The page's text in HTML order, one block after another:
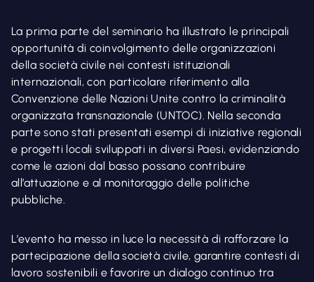
La prima parte del seminario ha illustrato le principali
opportunità di coinvolgimento delle organizzazioni
della società civile nei contesti istituzionali
internazionali, con particolare riferimento alla
Convenzione delle Nazioni Unite contro la criminalità
organizzata transnazionale (UNTOC). Nella seconda
parte sono stati presentati esempi di iniziative regionali
e progetti locali sviluppati in diversi Paesi, evidenziando
come le azioni dal basso possano contribuire
all’attuazione e al monitoraggio delle politiche
pubbliche.
L’evento ha messo in luce la necessità di rafforzare la
partecipazione della società civile, garantire contesti di
lavoro sostenibili e favorire un dialogo continuo tra